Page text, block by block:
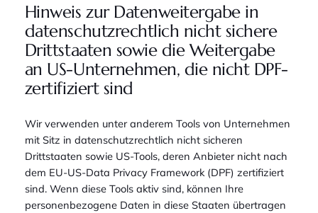
Hinweis zur Datenweitergabe in
datenschutzrechtlich nicht sichere
Drittstaaten sowie die Weitergabe
an US-Unternehmen, die nicht DPF-
zertifiziert sind
Wir verwenden unter anderem Tools von Unternehmen
mit Sitz in datenschutzrechtlich nicht sicheren
Drittstaaten sowie US-Tools, deren Anbieter nicht nach
dem EU-US-Data Privacy Framework (DPF) zertifiziert
sind. Wenn diese Tools aktiv sind, können Ihre
personenbezogene Daten in diese Staaten übertragen